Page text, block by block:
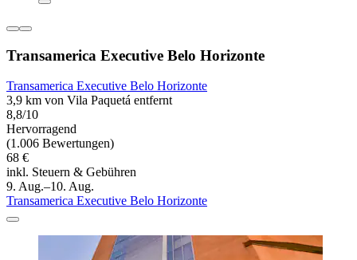
Transamerica Executive Belo Horizonte
Transamerica Executive Belo Horizonte
3,9 km von Vila Paquetá entfernt
8,8/10
Hervorragend
(1.006 Bewertungen)
68 €
inkl. Steuern & Gebühren
9. Aug.–10. Aug.
Transamerica Executive Belo Horizonte